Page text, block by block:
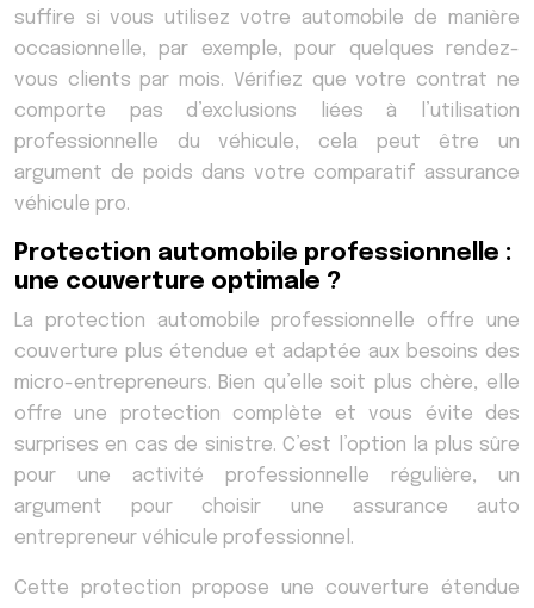
suffire si vous utilisez votre automobile de manière
occasionnelle, par exemple, pour quelques rendez-
vous clients par mois. Vérifiez que votre contrat ne
comporte pas d’exclusions liées à l’utilisation
professionnelle du véhicule, cela peut être un
argument de poids dans votre comparatif assurance
véhicule pro.
Protection automobile professionnelle :
une couverture optimale ?
La protection automobile professionnelle offre une
couverture plus étendue et adaptée aux besoins des
micro-entrepreneurs. Bien qu’elle soit plus chère, elle
offre une protection complète et vous évite des
surprises en cas de sinistre. C’est l’option la plus sûre
pour une activité professionnelle régulière, un
argument pour choisir une assurance auto
entrepreneur véhicule professionnel.
Cette protection propose une couverture étendue